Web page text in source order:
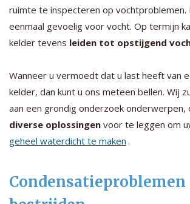
ruimte te inspecteren op vochtproblemen.
eenmaal gevoelig voor vocht. Op termijn
kelder tevens leiden tot opstijgend
Wanneer u vermoedt dat u last heeft van
kelder, dan kunt u ons meteen bellen. Wij
aan een grondig onderzoek onderwerpen,
diverse oplossingen voor te leggen om
geheel waterdicht te maken .
Condensatieproblemen